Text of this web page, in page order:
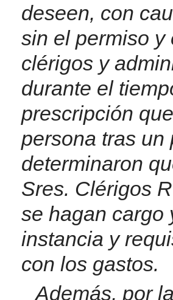
deseen, con
sin el permiso
clérigos y
durante el
prescripción
persona tras un
determinaron
Sres. Clérigos
se hagan cargo
instancia y
con los gastos.
Además, por